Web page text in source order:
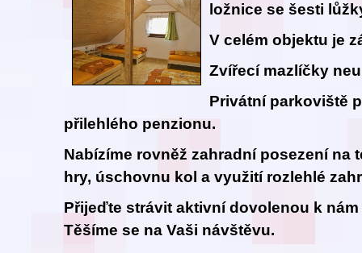
ložnice se šesti
V celém objektu je
Zvířecí mazlíčky
Privátní parkoviště
přilehlého penzionu.
Nabízíme rovněž zahradní posezení na
hry, úschovnu kol a využití rozlehlé
Přijeďte strávit aktivní dovolenou k
Těšíme se na Vaši návštěvu.